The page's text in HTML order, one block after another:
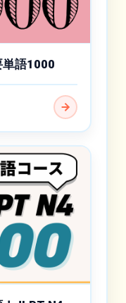
単語1000